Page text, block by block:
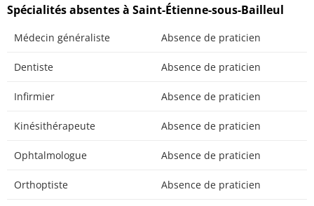
Spécialités absentes à Saint-Étienne-sous-Bailleul
Médecin généraliste Absence de praticien
Dentiste Absence de praticien
Infirmier Absence de praticien
Kinésithérapeute Absence de praticien
Ophtalmologue Absence de praticien
Orthoptiste Absence de praticien